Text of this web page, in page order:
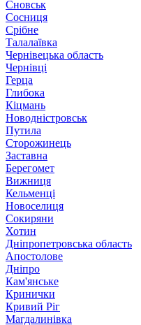
Сновськ
Сосниця
Срібне
Талалаївка
Чернівецька область
Чернівці
Герца
Глибока
Кіцмань
Новодністровськ
Путила
Сторожинець
Заставна
Берегомет
Вижниця
Кельменці
Новоселиця
Сокиряни
Хотин
Дніпропетровська область
Апостолове
Дніпро
Кам'янське
Кринички
Кривий Ріг
Магдалинівка